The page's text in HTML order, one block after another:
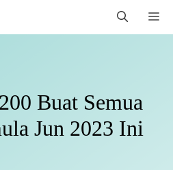
Buat Semua
Jun 2023 Ini